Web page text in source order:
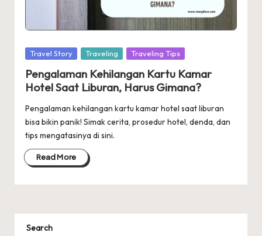
Posted
Travel Story Traveling Traveling Tips
Pengalaman Kehilangan Kartu Kamar
Hotel Saat Liburan, Harus Gimana?
Pengalaman kehilangan kartu kamar hotel saat liburan
bisa bikin panik! Simak cerita, prosedur hotel, denda, dan
tips mengatasinya di sini.
Read More
Search